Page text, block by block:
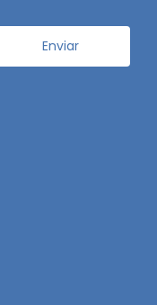
Enviar